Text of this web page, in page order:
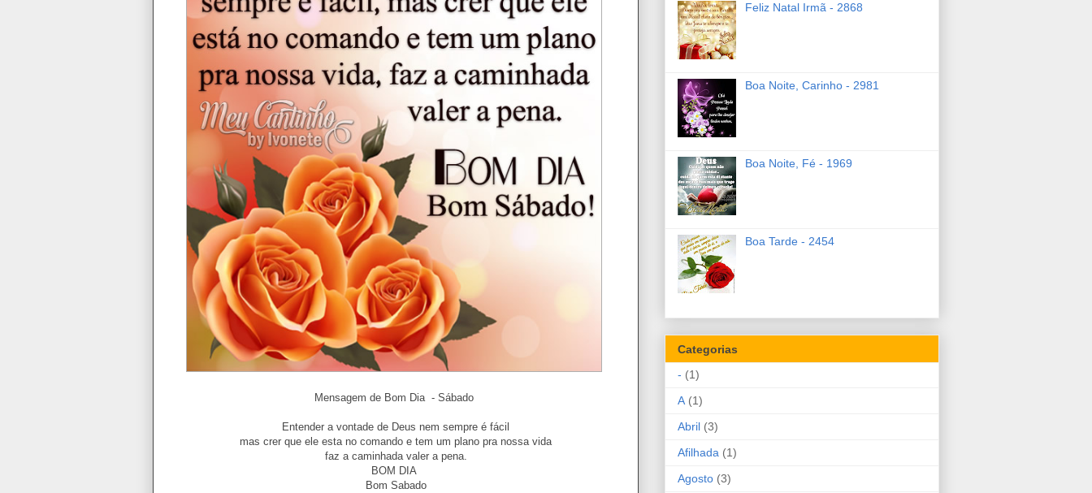
Mensagem de Bom Dia - Sábado
Entender a vontade de Deus nem sempre é fácil
mas crer que ele esta no comando e tem um plano pra nossa vida
faz a caminhada valer a pena.
BOM DIA
Bom Sabado
Feliz Natal Irmã - 2868
Boa Noite, Carinho - 2981
Boa Noite, Fé - 1969
Boa Tarde - 2454
Categorias
- (1)
A (1)
Abril (3)
Afilhada (1)
Agosto (3)